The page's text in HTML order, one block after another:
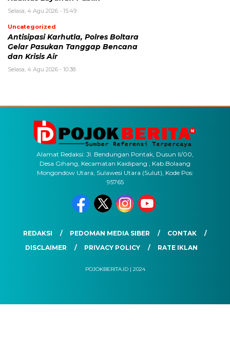
Selasa, 4 Agu 2026 - 15:49
Uncategorized
Antisipasi Karhutla, Polres Boltara
Gelar Pasukan Tanggap Bencana
dan Krisis Air
Selasa, 4 Agu 2026 - 10:38
Alamat Redaksi: Jl. Bendungan Pontak, Dusun II/00,
Desa Gihang, Kecamatan Kaidipang , Kab.Bolaang
Mongondow Utara, Sulawesi Utara (Sulut), Kode Pos:
95765
REDAKSI PEDOMAN MEDIA SIBER
CONTAK
DISCLAIMER
PRIVACY POLICY RATE IKLAN
POJOKBERITA.ID | 2024